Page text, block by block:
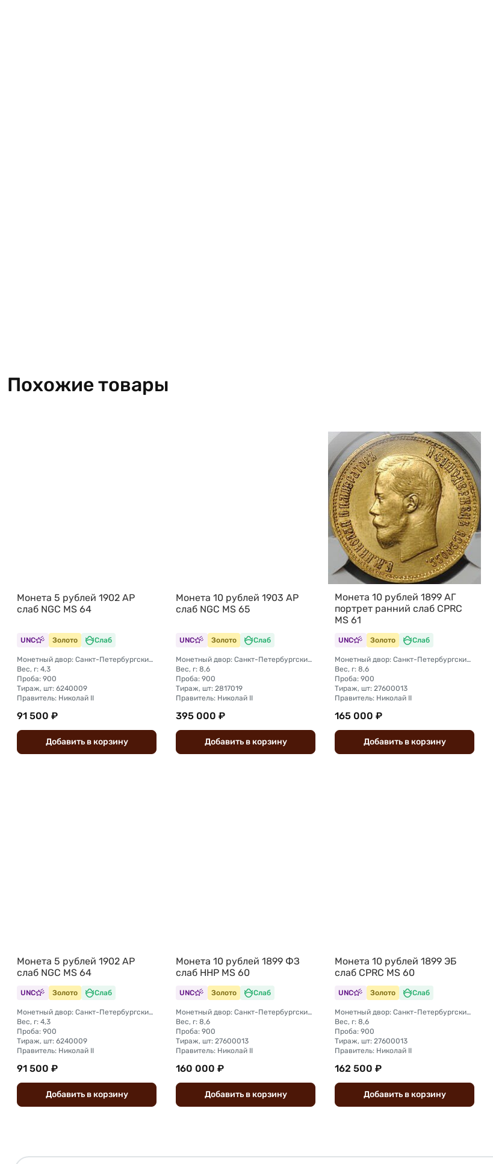
Похожие товары
Монета 5 рублей 1902 АР
слаб NGC MS 64
UNC Золото Слаб
Монетный двор: Санкт-Петербургский монетный двор
Вес, г: 4,3
Проба: 900
Тираж, шт: 6240009
Правитель: Николай II
91 500 ₽
Добавить вкорзину
Монета 10 рублей 1903 АР
слаб NGC MS 65
UNC Золото Слаб
Монетный двор: Санкт-Петербургский монетный двор
Вес, г: 8,6
Проба: 900
Тираж, шт: 2817019
Правитель: Николай II
395 000 ₽
Добавить вкорзину
Монета 10 рублей 1899 АГ
портрет ранний слаб CPRC
MS 61
UNC Золото Слаб
Монетный двор: Санкт-Петербургский монетный двор
Вес, г: 8,6
Проба: 900
Тираж, шт: 27600013
Правитель: Николай II
165 000 ₽
Добавить вкорзину
Монета 5 рублей 1902 АР
слаб NGC MS 64
UNC Золото Слаб
Монетный двор: Санкт-Петербургский монетный двор
Вес, г: 4,3
Проба: 900
Тираж, шт: 6240009
Правитель: Николай II
91 500 ₽
Добавить вкорзину
Монета 10 рублей 1899 ФЗ
слаб ННР MS 60
UNC Золото Слаб
Монетный двор: Санкт-Петербургский монетный двор
Вес, г: 8,6
Проба: 900
Тираж, шт: 27600013
Правитель: Николай II
160 000 ₽
Добавить вкорзину
Монета 10 рублей 1899 ЭБ
слаб CPRC MS 60
UNC Золото Слаб
Монетный двор: Санкт-Петербургский монетный двор
Вес, г: 8,6
Проба: 900
Тираж, шт: 27600013
Правитель: Николай II
162 500 ₽
Добавить вкорзину